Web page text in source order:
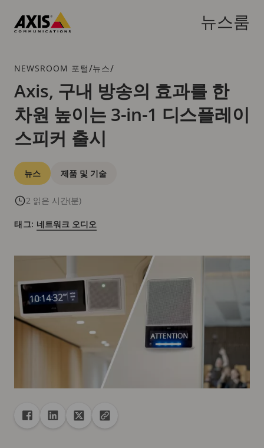
뉴스룸
브
레
드
크
럼
NEWSROOM 포털/뉴스/
Axis, 구내 방송의 효과를 한
차원 높이는 3-in-1 디스플레이
스피커 출시
카
테
고
리
뉴스 제품 및 기술
2 읽은 시간(분)
태그: 네트워크 오디오
공유Facebook에게 공유
Linkedin에게 공유
X에게 공유클립보드에 url 복사